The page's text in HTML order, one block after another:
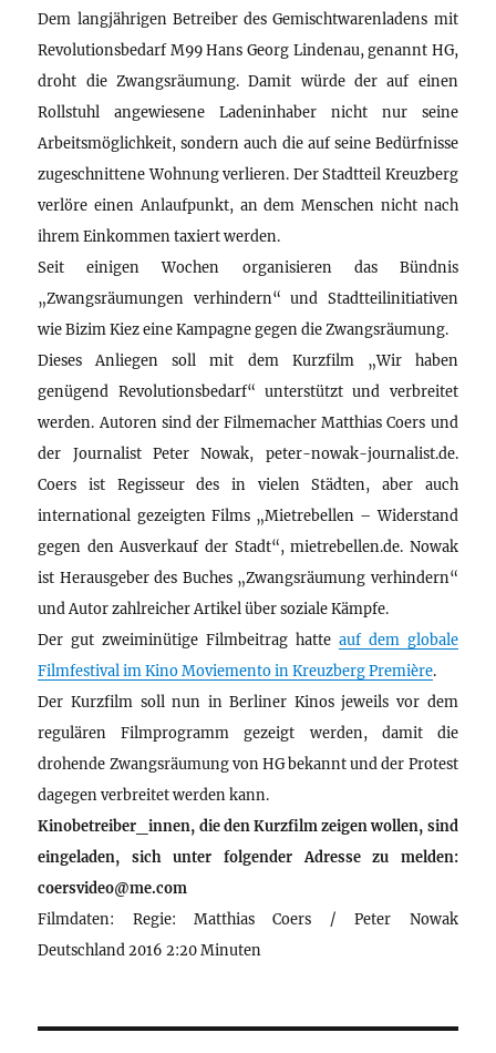
Dem langjährigen Betreiber des Gemischtwarenladens mit
Revolutionsbedarf M99 Hans Georg Lindenau, genannt HG,
droht die Zwangsräumung. Damit würde der auf einen
Rollstuhl angewiesene Ladeninhaber nicht nur seine
Arbeitsmöglichkeit, sondern auch die auf seine Bedürfnisse
zugeschnittene Wohnung verlieren. Der Stadtteil Kreuzberg
verlöre einen Anlaufpunkt, an dem Menschen nicht nach
ihrem Einkommen taxiert werden.
Seit einigen Wochen organisieren das Bündnis
„Zwangsräumungen verhindern“ und Stadtteilinitiativen
wie Bizim Kiez eine Kampagne gegen die Zwangsräumung.
Dieses Anliegen soll mit dem Kurzfilm „Wir haben
genügend Revolutionsbedarf“ unterstützt und verbreitet
werden. Autoren sind der Filmemacher Matthias Coers und
der Journalist Peter Nowak, peter-nowak-journalist.de.
Coers ist Regisseur des in vielen Städten, aber auch
international gezeigten Films „Mietrebellen – Widerstand
gegen den Ausverkauf der Stadt“, mietrebellen.de. Nowak
ist Herausgeber des Buches „Zwangsräumung verhindern“
und Autor zahlreicher Artikel über soziale Kämpfe.
Der gut zweiminütige Filmbeitrag hatte auf dem globale
Filmfestival im Kino Moviemento in Kreuzberg Première.
Der Kurzfilm soll nun in Berliner Kinos jeweils vor dem
regulären Filmprogramm gezeigt werden, damit die
drohende Zwangsräumung von HG bekannt und der Protest
dagegen verbreitet werden kann.
Kinobetreiber_innen, die den Kurzfilm zeigen wollen, sind
eingeladen, sich unter folgender Adresse zu melden:
coersvideo@me.com
Filmdaten: Regie: Matthias Coers / Peter Nowak
Deutschland 2016 2:20 Minuten